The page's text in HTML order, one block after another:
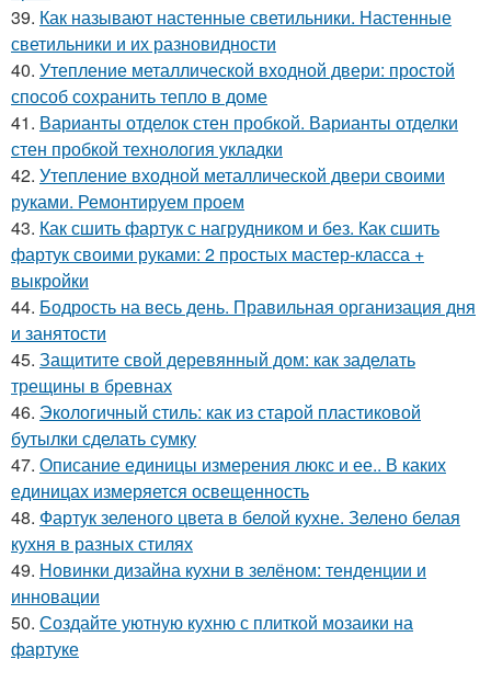
39. Как называют настенные светильники. Настенные
светильники и их разновидности
40. Утепление металлической входной двери: простой
способ сохранить тепло в доме
41. Варианты отделок стен пробкой. Варианты отделки
стен пробкой технология укладки
42. Утепление входной металлической двери своими
руками. Ремонтируем проем
43. Как сшить фартук с нагрудником и без. Как сшить
фартук своими руками: 2 простых мастер-класса +
выкройки
44. Бодрость на весь день. Правильная организация дня
и занятости
45. Защитите свой деревянный дом: как заделать
трещины в бревнах
46. Экологичный стиль: как из старой пластиковой
бутылки сделать сумку
47. Описание единицы измерения люкс и ее.. В каких
единицах измеряется освещенность
48. Фартук зеленого цвета в белой кухне. Зелено белая
кухня в разных стилях
49. Новинки дизайна кухни в зелёном: тенденции и
инновации
50. Создайте уютную кухню с плиткой мозаики на
фартуке